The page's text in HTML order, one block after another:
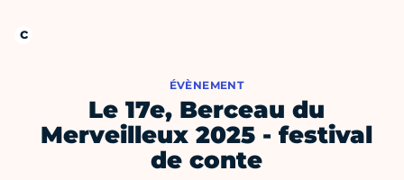
ÉVÈNEMENT
Le 17e, Berceau du
Merveilleux 2025 - festival
de conte